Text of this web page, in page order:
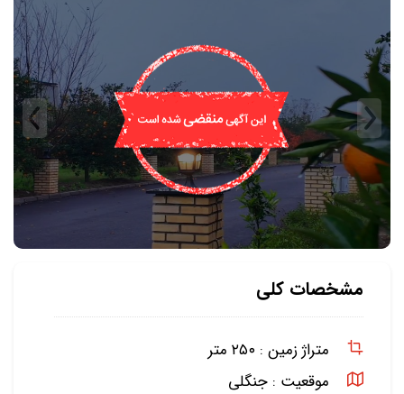
مشخصات کلی
متراژ زمین : ۲۵۰ متر
موقعیت : جنگلی